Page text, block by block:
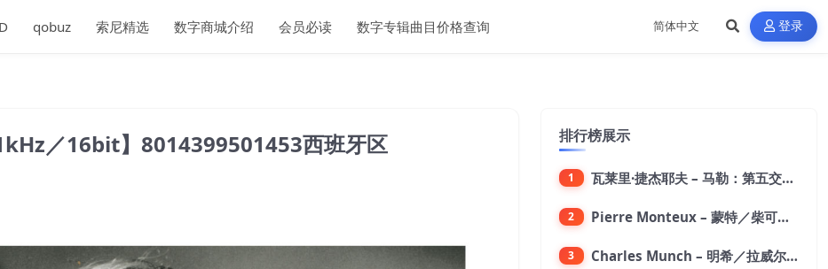
qobuz 索尼精选 数字商城介绍 会员必读 数字专辑曲目价格查询 登录
／16bit】8014399501453西班牙区 排行榜展示
1 瓦莱里·捷杰耶夫 – 马勒：第五交响曲【96kHz／24bit】
2 Pierre Monteux – 蒙特／柴可夫斯基：第六交响曲【176.4kHz／24bit】
3 Charles Munch – 明希／拉威尔：波莱罗舞曲【176.4kHz／24bit】